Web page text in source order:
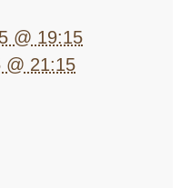
@ 19:15
@ 21:15